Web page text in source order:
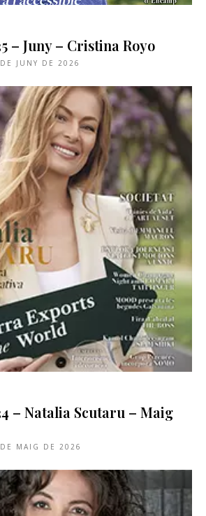
– Juny – Cristina Royo
JUNY DE 2026
– Natalia Scutaru – Maig
MAIG DE 2026